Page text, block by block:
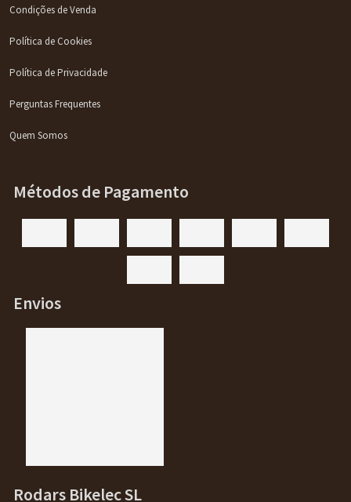
Condições de Venda
Política de Cookies
Política de Privacidade
Perguntas Frequentes
Quem Somos
Métodos de Pagamento
Envios
Rodars Bikelec SL